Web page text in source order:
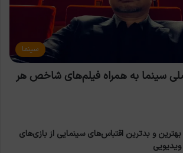
سینما
سینما به همراه فیلم‌های شاخص هر
بهترین و بدترین اقتباس‌های سینمایی از بازی‌های
ویدیویی